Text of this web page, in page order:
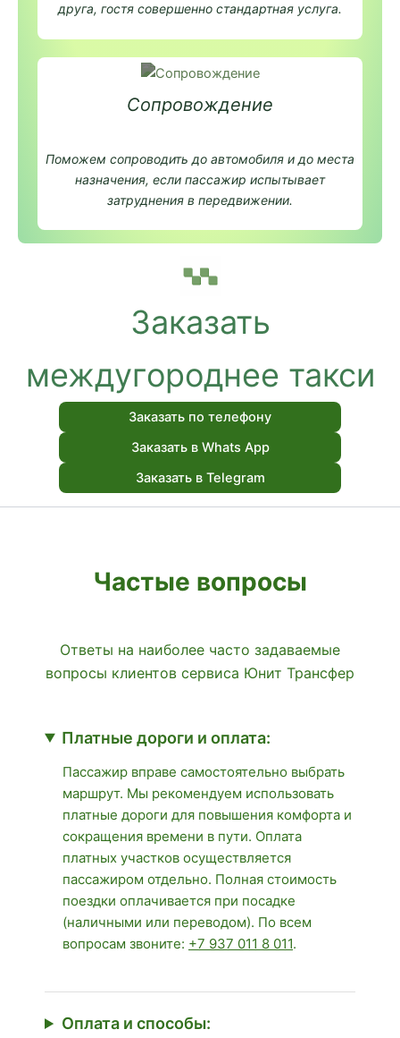
друга, гостя совершенно стандартная услуга.
Сопровождение
Поможем сопроводить до автомобиля и до места
назначения, если пассажир испытывает
затруднения в передвижении.
Заказать
междугороднее такси
Заказать по телефону
Заказать в Whats App
Заказать в Telegram
Частые вопросы
Ответы на наиболее часто задаваемые
вопросы клиентов сервиса Юнит Трансфер
Платные дороги и оплата:
Пассажир вправе самостоятельно выбрать
маршрут. Мы рекомендуем использовать
платные дороги для повышения комфорта и
сокращения времени в пути. Оплата
платных участков осуществляется
пассажиром отдельно. Полная стоимость
поездки оплачивается при посадке
(наличными или переводом). По всем
вопросам звоните: +7 937 011 8 011.
Оплата и способы: